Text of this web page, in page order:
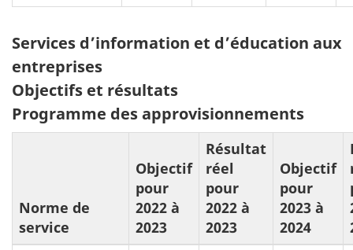
Tableau
3:
Services d’information et d’éducation aux
entreprises
Objectifs et résultats
Programme des approvisionnements
Norme de
service
Objectif
pour
2022 à
2023
Résultat
réel
pour
2022 à
2023
Objectif
pour
2023 à
2024